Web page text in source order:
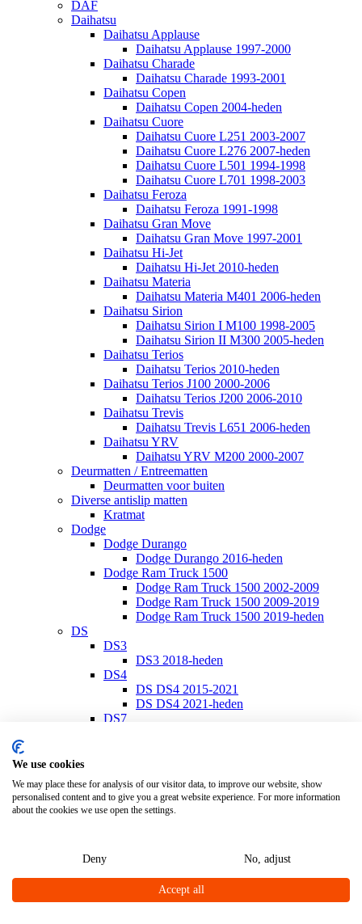
DAF
Daihatsu
Daihatsu Applause
Daihatsu Applause 1997-2000
Daihatsu Charade
Daihatsu Charade 1993-2001
Daihatsu Copen
Daihatsu Copen 2004-heden
Daihatsu Cuore
Daihatsu Cuore L251 2003-2007
Daihatsu Cuore L276 2007-heden
Daihatsu Cuore L501 1994-1998
Daihatsu Cuore L701 1998-2003
Daihatsu Feroza
Daihatsu Feroza 1991-1998
Daihatsu Gran Move
Daihatsu Gran Move 1997-2001
Daihatsu Hi-Jet
Daihatsu Hi-Jet 2010-heden
Daihatsu Materia
Daihatsu Materia M401 2006-heden
Daihatsu Sirion
Daihatsu Sirion I M100 1998-2005
Daihatsu Sirion II M300 2005-heden
Daihatsu Terios
Daihatsu Terios 2010-heden
Daihatsu Terios J100 2000-2006
Daihatsu Terios J200 2006-2010
Daihatsu Trevis
Daihatsu Trevis L651 2006-heden
Daihatsu YRV
Daihatsu YRV M200 2000-2007
Deurmatten / Entreematten
Deurmatten voor buiten
Diverse antislip matten
Kratmat
Dodge
Dodge Durango
Dodge Durango 2016-heden
Dodge Ram Truck 1500
Dodge Ram Truck 1500 2002-2009
Dodge Ram Truck 1500 2009-2019
Dodge Ram Truck 1500 2019-heden
DS
DS3
DS3 2018-heden
DS4
DS DS4 2015-2021
DS DS4 2021-heden
DS7
Ferrari California T 2014-2017
Ferrari Portofino
Ferrari Portofino 2018-heden
Fiat 500/500 C 2007-heden
Fiat 500E 2020-heden
Fiat 500L 2013-heden
We use cookies
We may place these for analysis of our visitor data, to improve our website, show
personalised content and to give you a great website experience. For more information
about the cookies we use open the settings.
Deny No, adjust
Accept all